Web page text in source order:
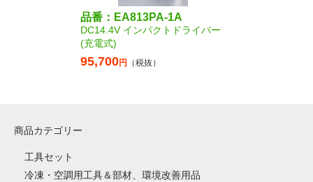
品番：EA813PA-1A
DC14.4V インパクトドライバー
(充電式)
95,700円 （税抜）
商品カテゴリー
工具セット
冷凍・空調用工具＆部材、環境改善用品